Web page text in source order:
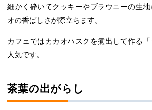
細かく砕いてクッキーやブラウニーの生
オの香ばしさが際立ちます。
カフェではカカオハスクを煮出して作る
人気です。
茶葉の出がらし